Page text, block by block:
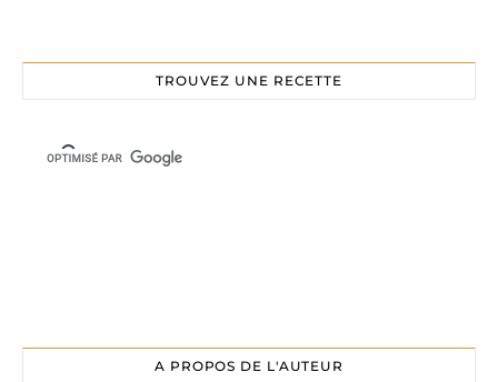
TROUVEZ UNE RECETTE
A PROPOS DE L'AUTEUR